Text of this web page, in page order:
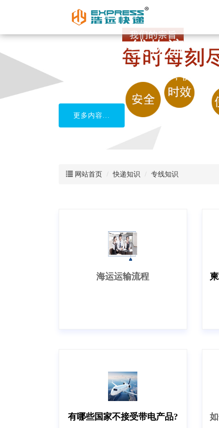
柬埔寨专线物流
中国到柬埔寨货运，安全，快捷
更多内容...
网站首页 快递知识 专线知识
海运运输流程
有哪些国家不接受带电产品?